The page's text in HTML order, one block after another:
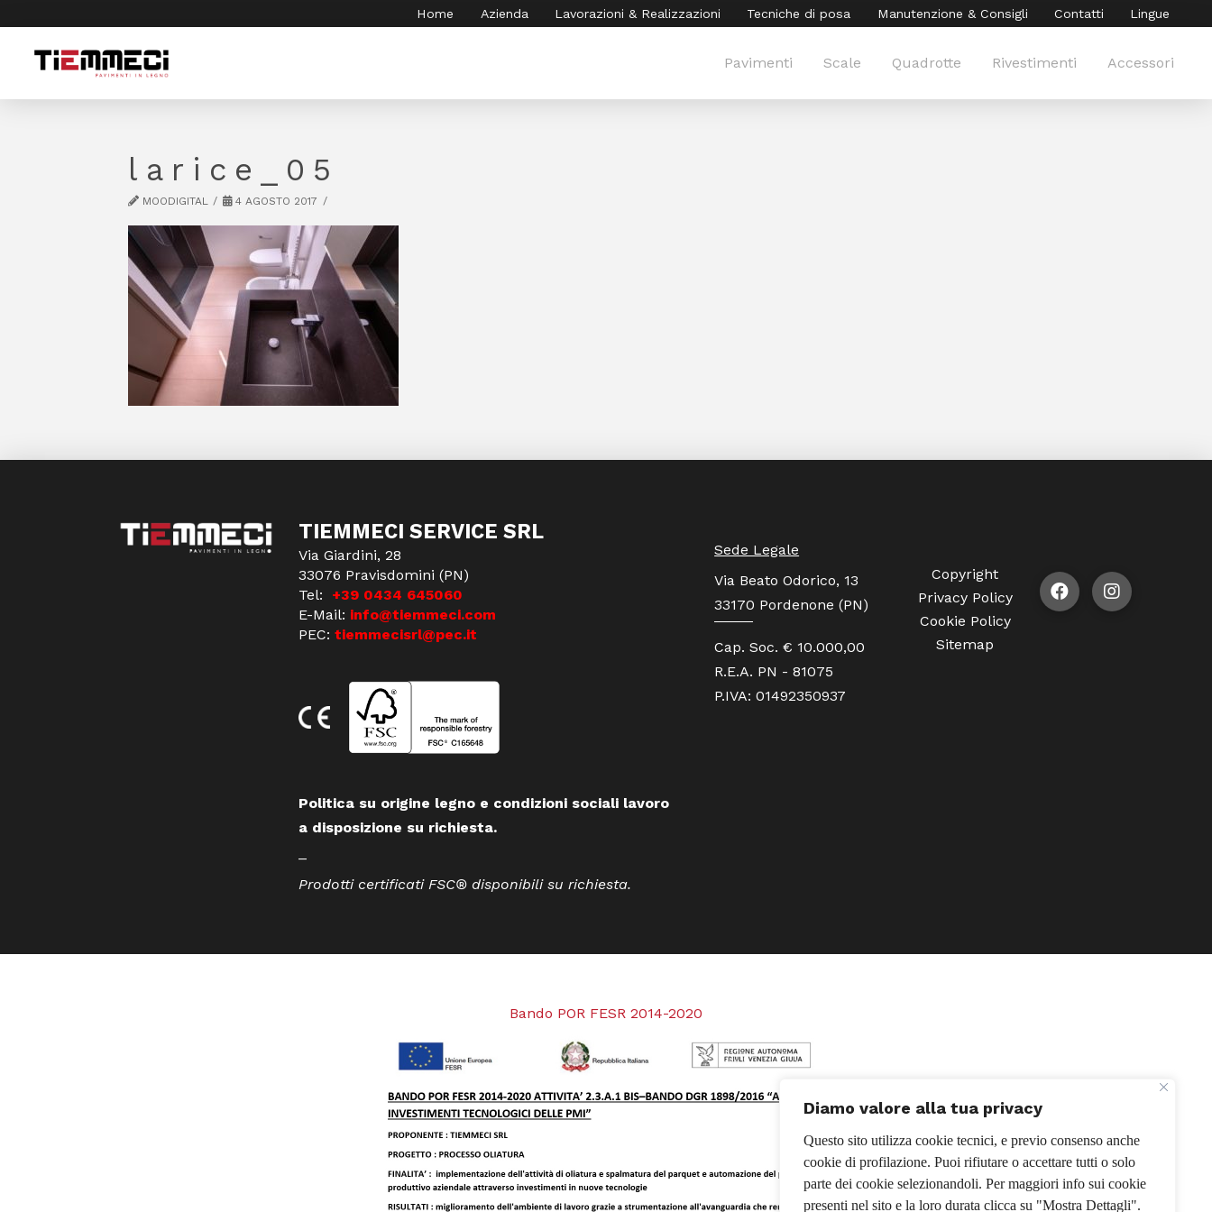
Diamo valore alla tua privacy
Questo sito utilizza cookie tecnici, e previo consenso anche
cookie di profilazione. Puoi rifiutare o accettare tutti o solo
parte dei cookie selezionandoli. Per maggiori info sui cookie
presenti nel sito e la loro durata clicca su "Mostra Dettagli".
Home Azienda Lavorazioni & Realizzazioni Tecniche di posa Manutenzione & Consigli Contatti Lingue
Pavimenti Scale Quadrotte Rivestimenti Accessori
larice_05
MOODIGITAL 4 AGOSTO 2017
TIEMMECI SERVICE SRL
Via Giardini, 28
33076 Pravisdomini (PN)
Tel:
+39 0434 645060
E-Mail: info@tiemmeci.com
PEC: tiemmecisrl@pec.it
Politica su origine legno e condizioni sociali lavoro
a disposizione su richiesta.
Prodotti certificati FSC® disponibili su richiesta.
Sede Legale
Via Beato Odorico, 13
33170 Pordenone (PN)
Cap. Soc. € 10.000,00
R.E.A. PN - 81075
P.IVA: 01492350937
Copyright
Privacy Policy
Cookie Policy
Sitemap
Bando POR FESR 2014-2020